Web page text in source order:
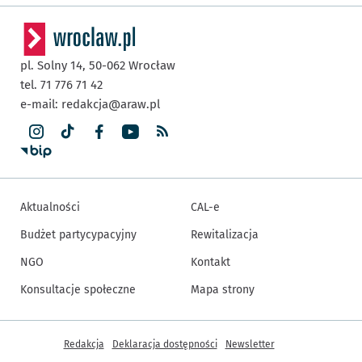
pl. Solny 14, 50-062 Wrocław
tel. 71 776 71 42
e-mail: redakcja@araw.pl
Aktualności
Budżet partycypacyjny
NGO
Konsultacje społeczne
CAL-e
Rewitalizacja
Kontakt
Mapa strony
Inne informacje
Redakcja Deklaracja dostępności Newsletter